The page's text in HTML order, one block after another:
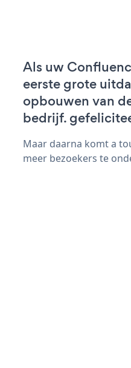
Als uw
eerste grote
opbouwen van
bedrijf.
Maar daarna komt a
meer bezoekers te